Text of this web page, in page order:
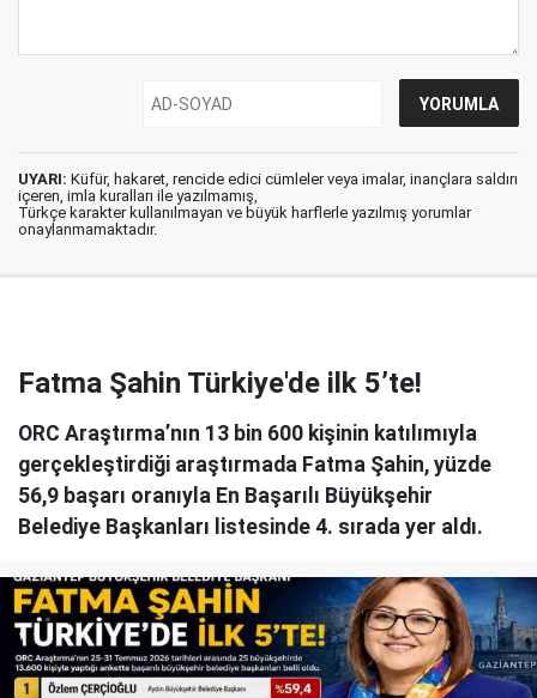
UYARI: Küfür, hakaret, rencide edici cümleler veya imalar, inançlara saldırı
içeren, imla kuralları ile yazılmamış,
Türkçe karakter kullanılmayan ve büyük harflerle yazılmış yorumlar
onaylanmamaktadır.
Fatma Şahin Türkiye'de ilk 5’te!
ORC Araştırma’nın 13 bin 600 kişinin katılımıyla
gerçekleştirdiği araştırmada Fatma Şahin, yüzde
56,9 başarı oranıyla En Başarılı Büyükşehir
Belediye Başkanları listesinde 4. sırada yer aldı.